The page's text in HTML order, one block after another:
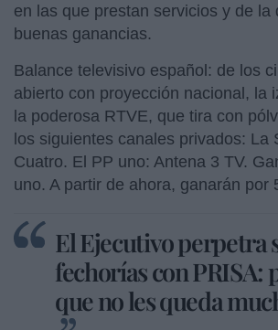
en las que prestan servicios y de la
buenas ganancias.
Balance televisivo español: de los
abierto con proyección nacional, la
la poderosa RTVE, que tira con
los siguientes canales privados: La
Cuatro. El PP uno: Antena 3 TV.
uno. A partir de ahora, ganarán por
El Ejecutivo perpetra
fechorías con PRISA:
que no les queda